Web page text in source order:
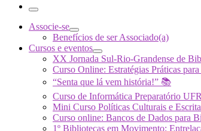
Menu
Associe-se
Benefícios de ser Associado(a)
Cursos e eventos
XX Jornada Sul-Rio-Grandense de
Curso Online: Estratégias Práticas
“Senta que lá vem história!” 📚
Curso de Informática Preparatório
Mini Curso Políticas Culturais e
Curso online: Bancos de Dados para
1º Bibliotecas em Movimento: